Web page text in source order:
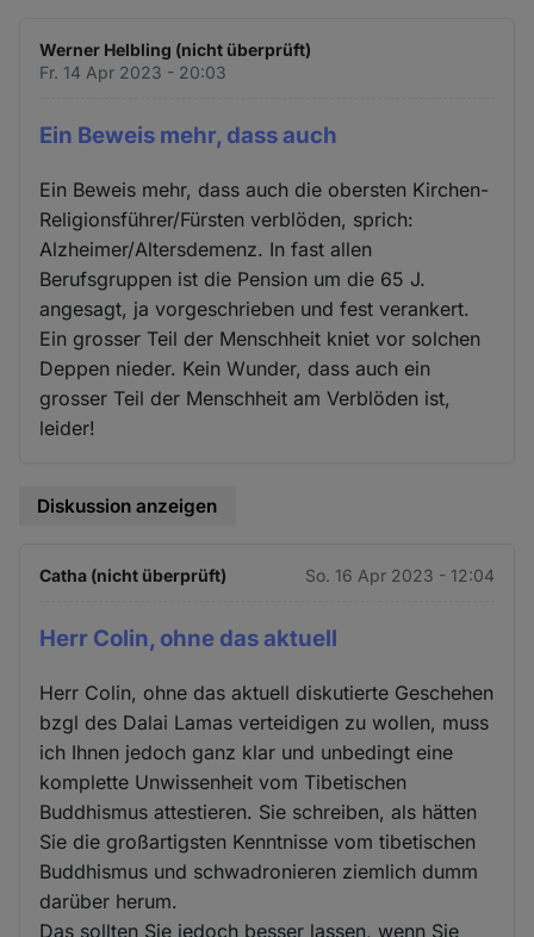
Werner Helbling (nicht überprüft)
Fr. 14 Apr 2023 - 20:03
Ein Beweis mehr, dass auch
Ein Beweis mehr, dass auch die obersten Kirchen-
Religionsführer/Fürsten verblöden, sprich:
Alzheimer/Altersdemenz. In fast allen
Berufsgruppen ist die Pension um die 65 J.
angesagt, ja vorgeschrieben und fest verankert.
Ein grosser Teil der Menschheit kniet vor solchen
Deppen nieder. Kein Wunder, dass auch ein
grosser Teil der Menschheit am Verblöden ist,
leider!
Diskussion anzeigen
Catha (nicht überprüft) So. 16 Apr 2023 - 12:04
Herr Colin, ohne das aktuell
Herr Colin, ohne das aktuell diskutierte Geschehen
bzgl des Dalai Lamas verteidigen zu wollen, muss
ich Ihnen jedoch ganz klar und unbedingt eine
komplette Unwissenheit vom Tibetischen
Buddhismus attestieren. Sie schreiben, als hätten
Sie die großartigsten Kenntnisse vom tibetischen
Buddhismus und schwadronieren ziemlich dumm
darüber herum.
Das sollten Sie jedoch besser lassen, wenn Sie